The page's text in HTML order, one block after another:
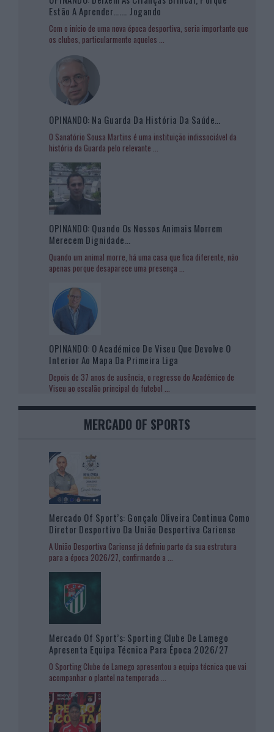
Estão A Aprender……. Jogando
Com o início de uma nova época desportiva, seria importante que
os clubes, particularmente aqueles
OPINANDO: Na Guarda Da História Da Saúde…
O Sanatório Sousa Martins é uma instituição indissociável da
história da Guarda pelo relevante
OPINANDO: Quando Os Nossos Animais Morrem
Merecem Dignidade…
Quando um animal morre, há uma casa que fica diferente, não
apenas porque desaparece uma presença
OPINANDO: O Académico De Viseu Que Devolve O
Interior Ao Mapa Da Primeira Liga
Depois de 37 anos de ausência, o regresso do Académico de
Viseu ao escalão principal do futebol
MERCADO OF SPORTS
Mercado Of Sport’s: Gonçalo Oliveira Continua Como
Diretor Desportivo Da União Desportiva Cariense
A União Desportiva Cariense já definiu parte da sua estrutura
para a época 2026/27, confirmando a
Mercado Of Sport’s: Sporting Clube De Lamego
Apresenta Equipa Técnica Para Época 2026/27
O Sporting Clube de Lamego apresentou a equipa técnica que vai
acompanhar o plantel na temporada